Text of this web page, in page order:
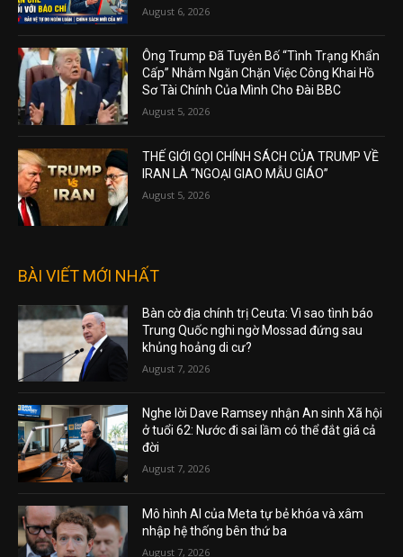
August 6, 2026
Ông Trump Đã Tuyên Bố “Tình Trạng Khẩn
Cấp” Nhằm Ngăn Chặn Việc Công Khai Hồ
Sơ Tài Chính Của Mình Cho Đài BBC
August 5, 2026
THẾ GIỚI GỌI CHÍNH SÁCH CỦA TRUMP VỀ
IRAN LÀ “NGOẠI GIAO MẪU GIÁO”
August 5, 2026
BÀI VIẾT MỚI NHẤT
Bàn cờ địa chính trị Ceuta: Vì sao tình báo
Trung Quốc nghi ngờ Mossad đứng sau
khủng hoảng di cư?
August 7, 2026
Nghe lời Dave Ramsey nhận An sinh Xã hội
ở tuổi 62: Nước đi sai lầm có thể đắt giá cả
đời
August 7, 2026
Mô hình AI của Meta tự bẻ khóa và xâm
nhập hệ thống bên thứ ba
August 7, 2026